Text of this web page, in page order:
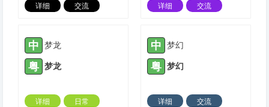
详细
交流
详细
交流
中 梦龙
粤 梦龙
详细
日常
中 梦幻
粤 梦幻
详细
交流